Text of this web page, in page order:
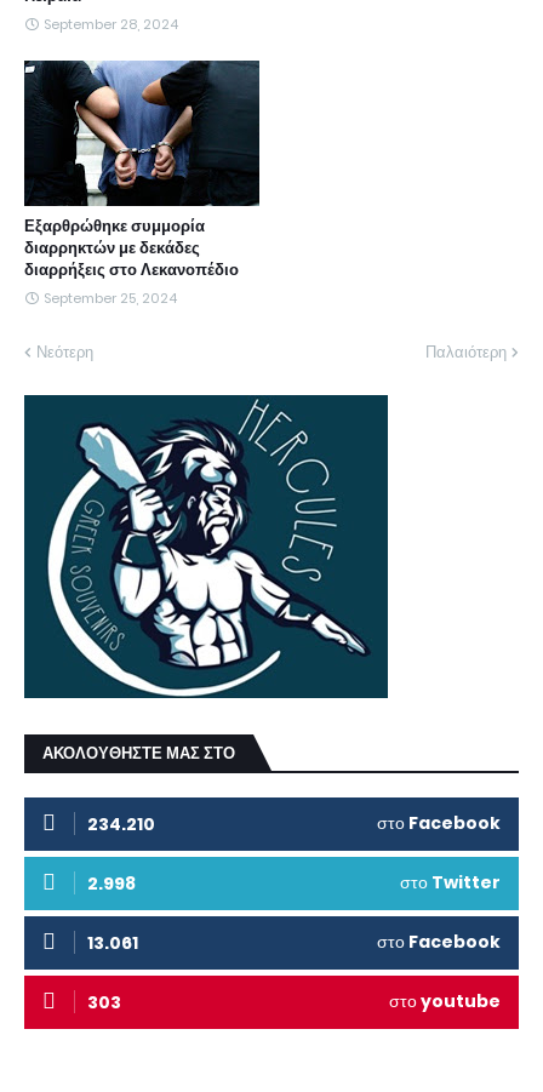
September 28, 2024
Εξαρθρώθηκε συμμορία
διαρρηκτών με δεκάδες
διαρρήξεις στο Λεκανοπέδιο
September 25, 2024
Νεότερη Παλαιότερη
ΑΚΟΛΟΥΘΗΣΤΕ ΜΑΣ ΣΤΟ
234.210 στο Facebook
2.998 στο Twitter
13.061 στο Facebook
303 στοyoutube